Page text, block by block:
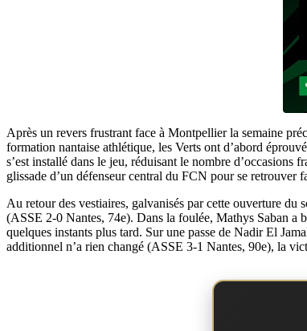
Après un revers frustrant face à Montpellier la semaine
formation nantaise athlétique, les Verts ont d’abord
s’est installé dans le jeu, réduisant le nombre d’occasions
glissade d’un défenseur central du FCN pour se retrouver
Au retour des vestiaires, galvanisés par cette ouverture
(ASSE 2-0 Nantes, 74e). Dans la foulée, Mathys Saban a
quelques instants plus tard. Sur une passe de Nadir El
additionnel n’a rien changé (ASSE 3-1 Nantes, 90e), la